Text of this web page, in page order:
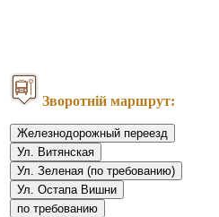
Зворотній маршрут:
Железнодорожный переезд
Ул. Витянская
Ул. Зеленая (по требованию)
Ул. Остапа Вишни
по требованию